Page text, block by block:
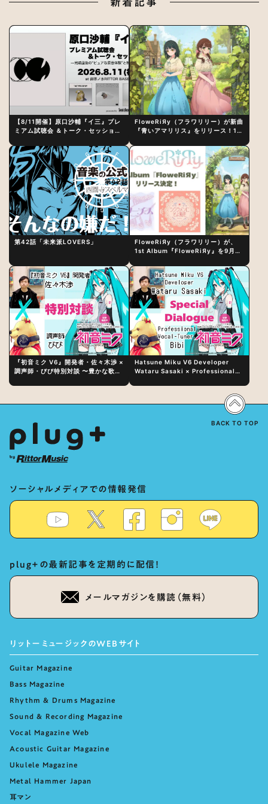
【8/11開催】原口沙輔『イ三』プレ
ミアム試聴会 ＆トーク・セッション
制作秘話
FloweRiЯy（フラワリリー）が新曲
『青いアマリリス』をリリース！1st
第42話「未来派LOVERS」
FloweRiЯy（フラワリリー）が、
1st Album『FloweRiЯy』を9月23
『初音ミク V6』開発者・佐々木渉 ×
調声師・びび特別対談 〜豊かな歌声
Hatsune Miku V6 Developer
Wataru Sasaki × Professional
Vocal Expression Lies in “Love
for the singing characters” and
ソーシャルメディアでの情報発信
plug+の最新記事を定期的に配信！
メールマガジンを購読（無料）
リットーミュージックのWEBサイト
Guitar Magazine
Bass Magazine
Rhythm & Drums Magazine
Sound & Recording Magazine
Vocal Magazine Web
Acoustic Guitar Magazine
Ukulele Magazine
Metal Hammer Japan
耳マン
BACK TO TOP